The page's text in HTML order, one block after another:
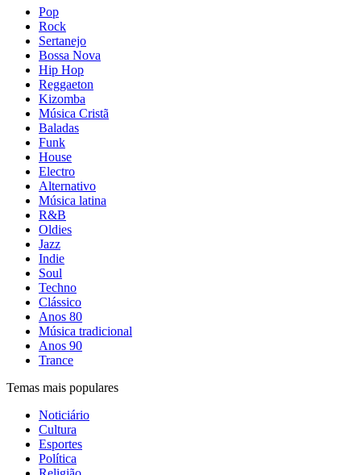
Pop
Rock
Sertanejo
Bossa Nova
Hip Hop
Reggaeton
Kizomba
Música Cristã
Baladas
Funk
House
Electro
Alternativo
Música latina
R&B
Oldies
Jazz
Indie
Soul
Techno
Clássico
Anos 80
Música tradicional
Anos 90
Trance
Temas mais populares
Noticiário
Cultura
Esportes
Política